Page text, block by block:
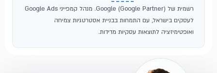
רשמית של Google (Google Partner). מנהל קמפייני Google Ads
לעסקים בישראל, עם התמחות בבניית אסטרטגיות צמיחה
ואופטימיזציה לתוצאות עסקיות מדידות.